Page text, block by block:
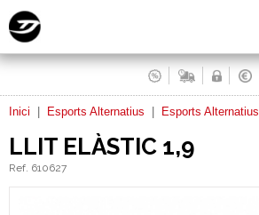
Inici Esports Alternatius Esports Alternatius
LLIT ELÀSTIC 1,9
Ref. 610627